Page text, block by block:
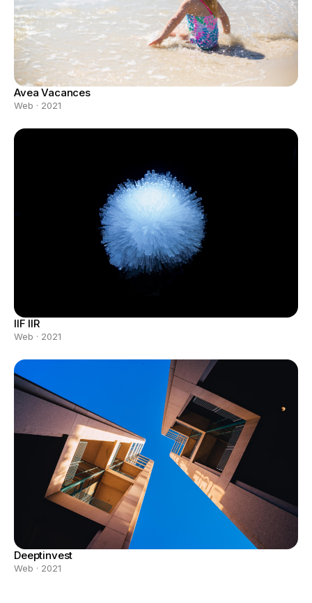
Avea Vacances
Web · 2021
IIF IIR
Web · 2021
Deeptinvest
Web · 2021